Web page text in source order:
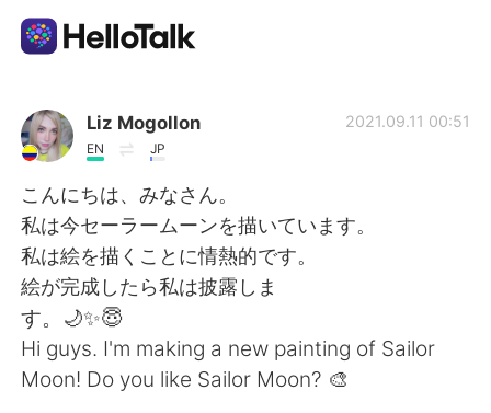
語言交換應用
AI Grammar Checker
繁體中文
English
Español العربية
Liz Mogollon
EN JP
2021.09.11 00:51
こんにちは、みなさん。
私は今セーラームーンを描いています。
私は絵を描くことに情熱的です。
絵が完成したら私は披露しま
す。🌙✨😇
Hi guys. I'm making a new painting of Sailor
Moon! Do you like Sailor Moon? 🎨